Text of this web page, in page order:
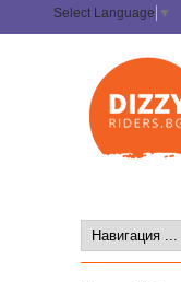
Select Language ▼